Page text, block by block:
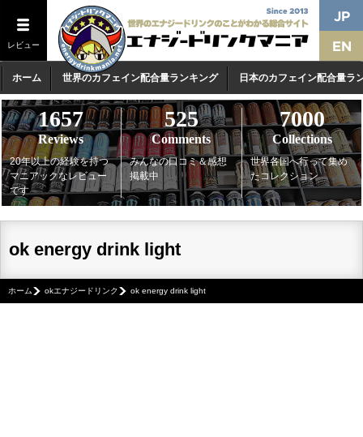
レビュー
ホーム 世界のカフェイン配合量ランキング 日本のカフェイン配合量ラ
1657
Reviews
20年以上の経験を持つ
マニアックなレビュー
です
525
Comments
みんなの口コミ＆感想
掲載中
7000
Collections
世界各国へ行って集め
たコレクション
ok energy drink light
ホーム okエナジードリンク ok energy drink light